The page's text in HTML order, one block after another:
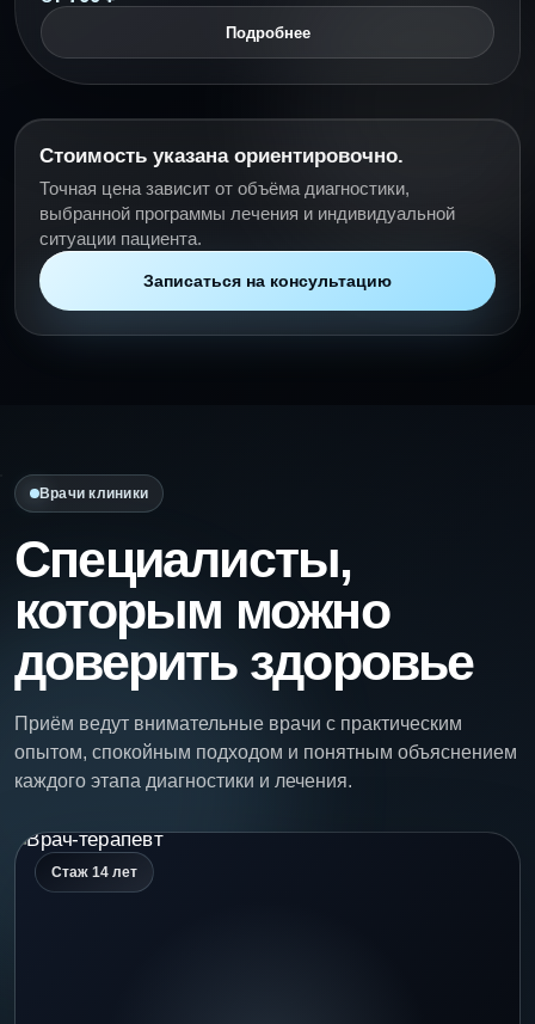
Подробнее
Стоимость указана ориентировочно.
Точная цена зависит от объёма диагностики,
выбранной программы лечения и индивидуальной
ситуации пациента.
Записаться на консультацию
Врачи клиники
Специалисты,
которым можно
доверить здоровье
Приём ведут внимательные врачи с практическим
опытом, спокойным подходом и понятным объяснением
каждого этапа диагностики и лечения.
Стаж 14 лет